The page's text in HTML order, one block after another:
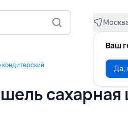
Ваш
Да,
сахарная